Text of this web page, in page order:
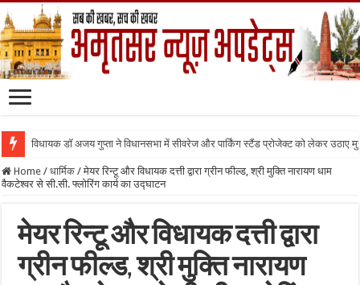
विधायक डॉ अजय गुप्ता ने विधानसभा में सीवरेज और पार्किंग स्टैंड प्रोजेक्ट को लेकर उठाए
Home / धार्मिक / मेयर रिन्टू और विधायक दत्ती द्वारा ग्रीन फील्ड, श्री मुक्ति नारायण धाम
वैकटेश्वर से सी.सी. फ्लोरिंग कार्य का उद्घाटन
मेयर रिन्टू और विधायक दत्ती द्वारा
ग्रीन फील्ड, श्री मुक्ति नारायण